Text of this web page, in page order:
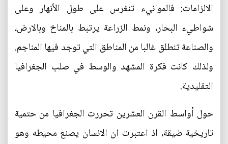
الالزامات: فالموانيء تنغرس على طول الأنهار وعلى
شواطيء البحار، ونمط الزراعة يرتبط بالمناخ وبالارض،
والصناعة تنطلق غالبا من المناطق التي توجد فيها المناجم.
ولذلك كانت فكرة المشهد والوسط في صلب الجغرافيا
التقليدية.
حول أواسط القرن العشرين تحررت الجغرافيا من حتمية
تاريخية ضيقة، اذ اعتبرت ان الانسان يصنع محيطه وهو